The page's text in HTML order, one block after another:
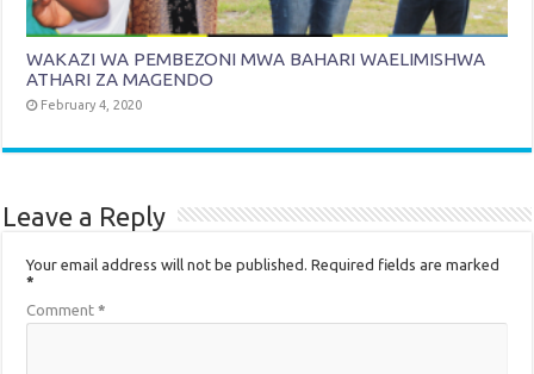
WAKAZI WA PEMBEZONI MWA BAHARI WAELIMISHWA
ATHARI ZA MAGENDO
February 4, 2020
Leave a Reply
Your email address will not be published. Required fields are marked
*
Comment*